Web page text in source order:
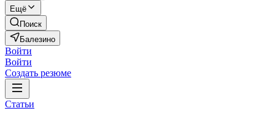
Ещё
Поиск
Балезино
Войти
Войти
Создать резюме
Статьи